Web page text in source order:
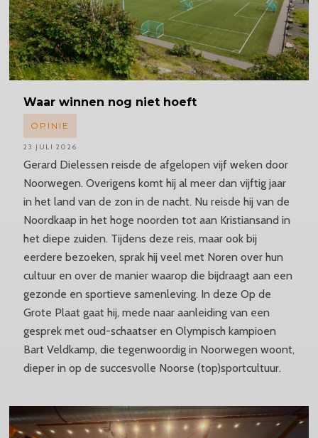
Waar winnen nog niet hoeft
Gerard Dielessen reisde de afgelopen vijf weken door
Noorwegen. Overigens komt hij al meer dan vijftig jaar
in het land van de zon in de nacht. Nu reisde hij van de
Noordkaap in het hoge noorden tot aan Kristiansand in
het diepe zuiden. Tijdens deze reis, maar ook bij
eerdere bezoeken, sprak hij veel met Noren over hun
cultuur en over de manier waarop die bijdraagt aan een
gezonde en sportieve samenleving. In deze Op de
Grote Plaat gaat hij, mede naar aanleiding van een
gesprek met oud-schaatser en Olympisch kampioen
Bart Veldkamp, die tegenwoordig in Noorwegen woont,
dieper in op de succesvolle Noorse (top)sportcultuur.
OPINIE
23 JULI 2026